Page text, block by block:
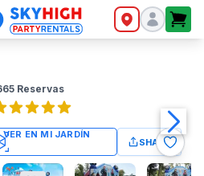
Logo
Reservas
SHARE